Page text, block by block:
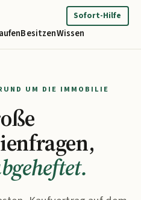
BesitzenWissen
Sofort-Hilfe
UM DIE IMMOBILIE